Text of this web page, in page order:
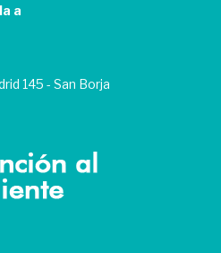
a
145 - San Borja